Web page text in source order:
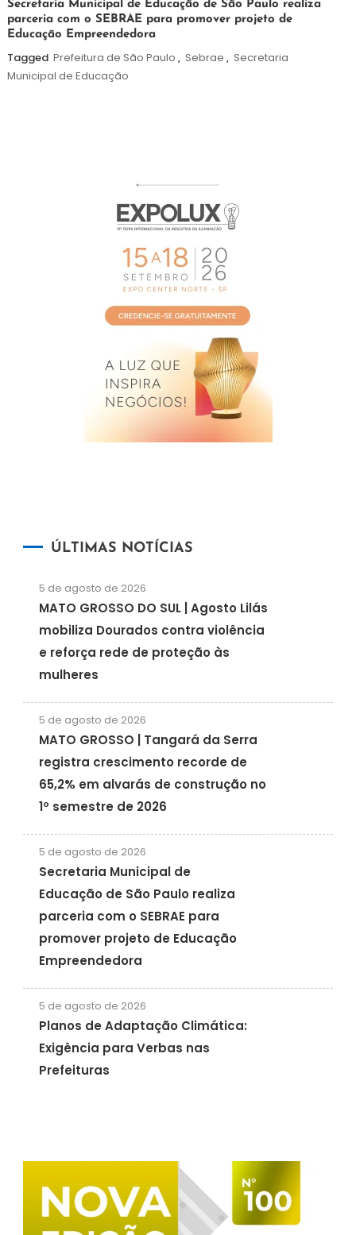
5
de
agosto
de
2026
Maurilio
Secretaria Municipal de Educação de São Paulo realiza
parceria com o SEBRAE para promover projeto de
Educação Empreendedora
Tagged Prefeitura de São Paulo , Sebrae , Secretaria
Municipal de Educação
ÚLTIMAS NOTÍCIAS
5 de agosto de 2026
MATO GROSSO DO SUL | Agosto Lilás
mobiliza Dourados contra violência
e reforça rede de proteção às
mulheres
5 de agosto de 2026
MATO GROSSO | Tangará da Serra
registra crescimento recorde de
65,2% em alvarás de construção no
1º semestre de 2026
5 de agosto de 2026
Secretaria Municipal de
Educação de São Paulo realiza
parceria com o SEBRAE para
promover projeto de Educação
Empreendedora
5 de agosto de 2026
Planos de Adaptação Climática:
Exigência para Verbas nas
Prefeituras